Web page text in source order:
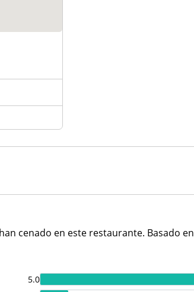
cenado en este restaurante. Basado en
5.0